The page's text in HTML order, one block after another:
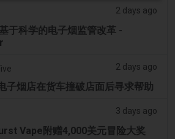
2 days ago
于科学的电子烟监管改革 -
2 days ago
子烟店在货车撞破店面后寻求帮助
3 days ago
Vape附赠4,000美元冒险大奖